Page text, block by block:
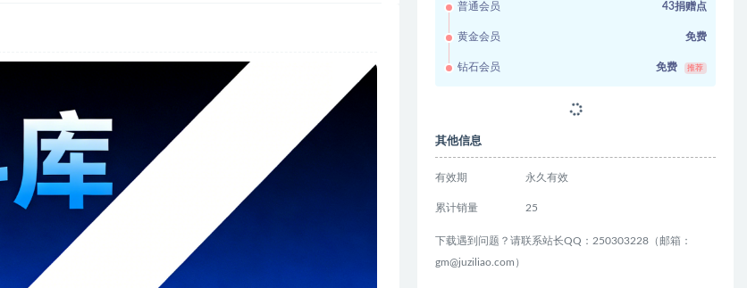
普通会员 43捐赠点
黄金会员 免费
钻石会员 免费 推荐
其他信息
有效期 永久有效
累计销量 25
下载遇到问题？请联系站长QQ：250303228（邮箱：
gm@juziliao.com）